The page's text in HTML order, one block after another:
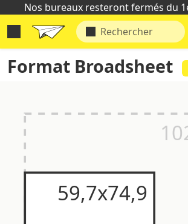
Nos bureaux resteront fermés du
Format Broadsheet